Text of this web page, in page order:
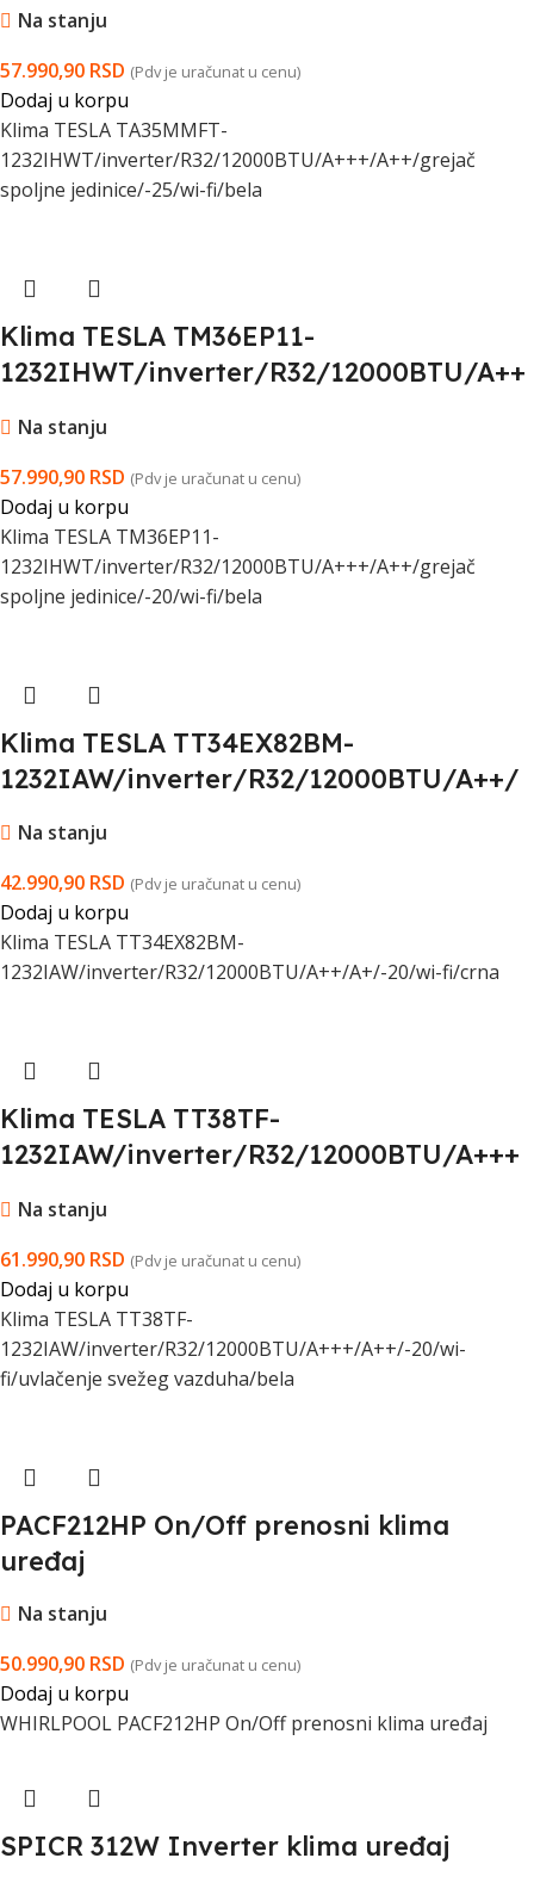
fi/bela
Na stanju
57.990,90 RSD (Pdv je uračunat u cenu)
Dodaj u korpu
Klima TESLA TA35MMFT-
1232IHWT/inverter/R32/12000BTU/A+++/A++/grejač
spoljne jedinice/-25/wi-fi/bela
Klima TESLA TM36EP11-
1232IHWT/inverter/R32/12000BTU/A++
fi/bela
Na stanju
57.990,90 RSD (Pdv je uračunat u cenu)
Dodaj u korpu
Klima TESLA TM36EP11-
1232IHWT/inverter/R32/12000BTU/A+++/A++/grejač
spoljne jedinice/-20/wi-fi/bela
Klima TESLA TT34EX82BM-
1232IAW/inverter/R32/12000BTU/A++/
Na stanju
42.990,90 RSD (Pdv je uračunat u cenu)
Dodaj u korpu
Klima TESLA TT34EX82BM-
1232IAW/inverter/R32/12000BTU/A++/A+/-20/wi-fi/crna
Klima TESLA TT38TF-
1232IAW/inverter/R32/12000BTU/A+++
vazduha/bela
Na stanju
61.990,90 RSD (Pdv je uračunat u cenu)
Dodaj u korpu
Klima TESLA TT38TF-
1232IAW/inverter/R32/12000BTU/A+++/A++/-20/wi-
fi/uvlačenje svežeg vazduha/bela
PACF212HP On/Off prenosni klima
uređaj
Na stanju
50.990,90 RSD (Pdv je uračunat u cenu)
Dodaj u korpu
WHIRLPOOL PACF212HP On/Off prenosni klima uređaj
SPICR 312W Inverter klima uređaj